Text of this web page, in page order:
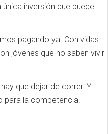
inversión que puede
pagando ya. Con vidas
jóvenes que no saben vivir
que dejar de correr. Y
para la competencia.